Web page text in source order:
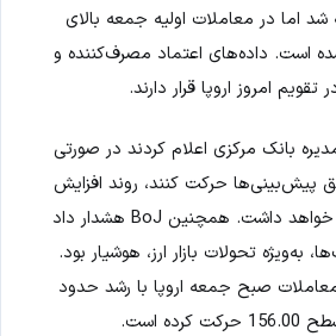
اما در معاملات اولیه جمعه بالای
تثبیت شده است. داده‌های اعتماد مصرف‌کننده و
تقویم امروز اروپا قرار دارند.
بانک مرکزی اعلام کردند در صورتی
پیش‌بینی‌ها حرکت کنند، روند افزایش
تدریجی نرخ بهره ادامه خواهد داشت. همچنین BoJ هشدار داد
به‌ویژه تحولات بازار ارز، هوشیار بود.
صبح جمعه اروپا با رشد حدود